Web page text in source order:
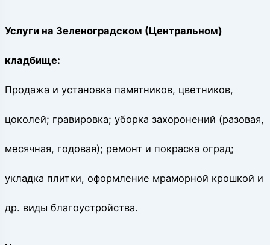
Услуги на Зеленоградском (Центральном)
кладбище:
Продажа и установка памятников, цветников,
цоколей; гравировка; уборка захоронений (разовая,
месячная, годовая); ремонт и покраска оград;
укладка плитки, оформление мраморной крошкой и
др. виды благоустройства.